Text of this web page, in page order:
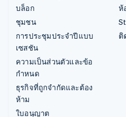
บล็อก
ชุมชน
การประชุมประจำปีแบบ
เซสชัน
ความเป็นส่วนตัวและข้อ
กำหนด
ธุรกิจที่ถูกจำกัดและต้อง
ห้าม
ใบอนุญาต
ห้
ติ